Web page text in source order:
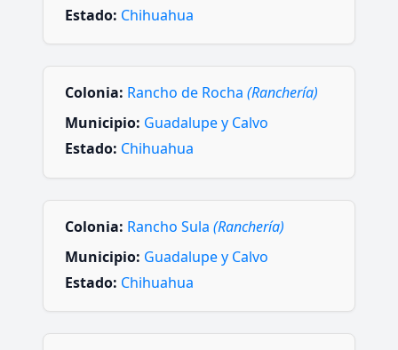
Estado: Chihuahua
Colonia: Rancho de Rocha (Ranchería)
Municipio: Guadalupe y Calvo
Estado: Chihuahua
Colonia: Rancho Sula (Ranchería)
Municipio: Guadalupe y Calvo
Estado: Chihuahua